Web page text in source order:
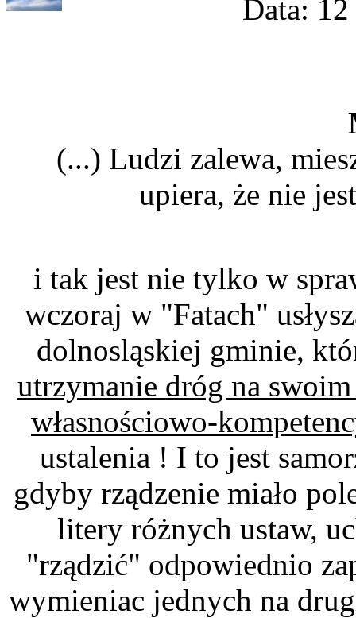
Data:
(...) Ludzi zalewa,
upiera, że nie
i tak jest nie tylko w
wczoraj w "Fatach"
dolnosląskiej gminie,
utrzymanie dróg na
własnościowo-
ustalenia ! I to jest
gdyby rządzenie miało
litery różnych ustaw,
"rządzić" odpowiednio
wymieniac jednych na